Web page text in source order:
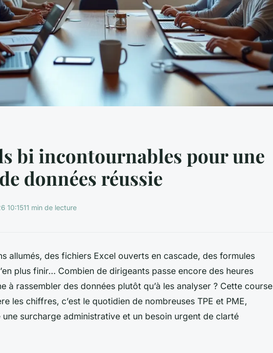
bi incontournables pour une
données réussie
10:1511 min de lecture
allumés, des fichiers Excel ouverts en cascade, des formules
plus finir… Combien de dirigeants passe encore des heures
à rassembler des données plutôt qu’à les analyser ? Cette course
les chiffres, c’est le quotidien de nombreuses TPE et PME,
une surcharge administrative et un besoin urgent de clarté